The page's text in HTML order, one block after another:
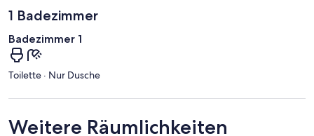
1 Badezimmer
Badezimmer 1
Toilette · Nur Dusche
Weitere Räumlichkeiten